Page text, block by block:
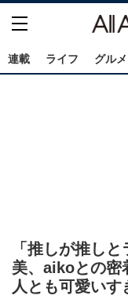
連載 ライフ グルメ
「推しが推し
美、aikoとの密
人とも可愛いす